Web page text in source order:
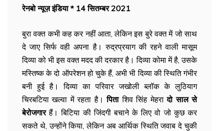
रेनबो न्यूज़ इंडिया * 14 सितम्बर 2021
बुरा वक्त कभी कह कर नहीं आता, लेकिन इस बुरे वक्त में जो साथ
दे जाए सिर्फ वही अपना है। रुद्रप्रयाग की रहने वाली मासूम
दिव्या को भी इस वक्त मदद की दरकार है। दिव्या कोमा में है, उसके
मस्तिष्क के दो ऑपरेशन हो चुके हैं, अभी भी दिव्या की स्थिति गंभीर
बनी हुई है। दिव्या का परिवार जखोली ब्लॉक के लुठियाग
चिरबटिया खल्वा में रहता है।पिताशिव सिंह मेहरादो साल से
बेरोजगारहैं। बिटिया की जिंदगी बचाने के लिए वो जो कुछ कर
सकते थे, उन्होंने किया, लेकिन अब आर्थिक स्थिति जवाब दे चुकी